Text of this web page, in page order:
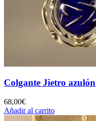
Colgante Jietro azulón
68,00€
Añadir al carrito